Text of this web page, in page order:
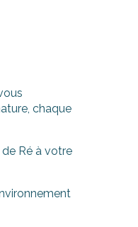
chaque
Ré à votre